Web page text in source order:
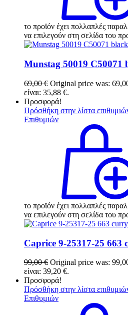
το προϊόν έχει πολλαπλές
να επιλεγούν στη σελίδα του
Munstag 50019 C50071
69,00€ Original price was:
είναι: 35,88 €.
Προσφορά!
Πρόσθήκη στην λίστα
Επιθυμιών
το προϊόν έχει πολλαπλές
να επιλεγούν στη σελίδα του
Caprice 9-25317-25 663
99,00€ Original price was:
είναι: 39,20 €.
Προσφορά!
Πρόσθήκη στην λίστα
Επιθυμιών